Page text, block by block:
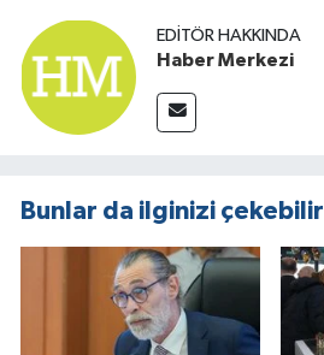
EDITÖR HAKKINDA
Haber Merkezi
Bunlar da ilginizi çekebilir